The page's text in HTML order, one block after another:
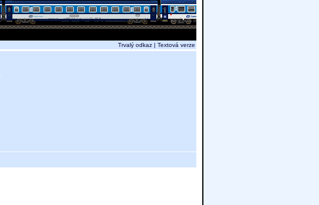
Trvalý odkaz | Textová verze